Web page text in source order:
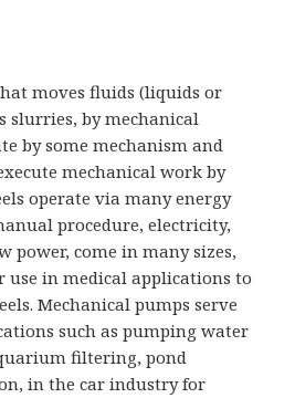
moves fluids (liquids or
slurries, by mechanical
by some mechanism and
mechanical work by
operate via many energy
procedure, electricity,
power, come in many sizes,
use in medical applications to
Mechanical pumps serve
such as pumping water
filtering, pond
in the car industry for